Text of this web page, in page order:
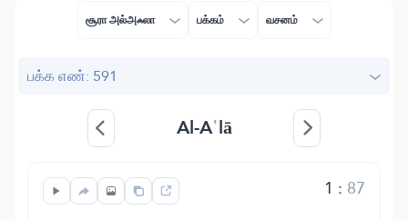
சூரா அல்அஃலா பக்கம் வசனம்
பக்க எண்: 591
Al-Aʿlā
1 : 87